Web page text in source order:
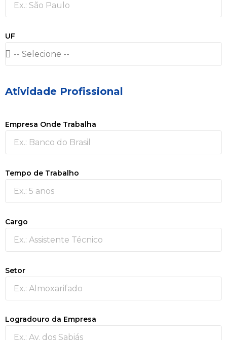
UF
Atividade Profissional
Empresa Onde Trabalha
Tempo de Trabalho
Cargo
Setor
Logradouro da Empresa